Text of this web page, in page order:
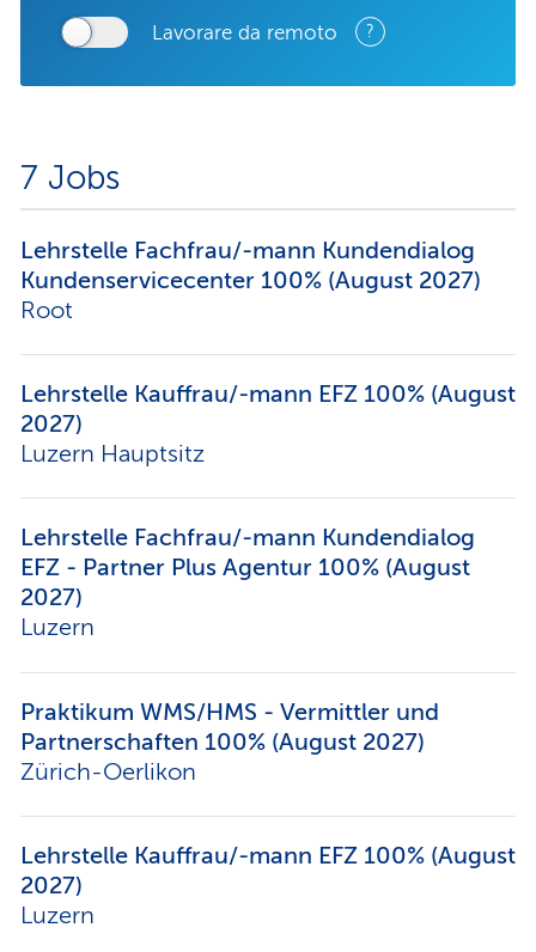
Lavorare da remoto ?
7 Jobs
Lehrstelle Fachfrau/-mann Kundendialog
Kundenservicecenter 100% (August 2027)
Root
Lehrstelle Kauffrau/-mann EFZ 100% (August
2027)
Luzern Hauptsitz
Lehrstelle Fachfrau/-mann Kundendialog
EFZ - Partner Plus Agentur 100% (August
2027)
Luzern
Praktikum WMS/HMS - Vermittler und
Partnerschaften 100% (August 2027)
Zürich-Oerlikon
Lehrstelle Kauffrau/-mann EFZ 100% (August
2027)
Luzern